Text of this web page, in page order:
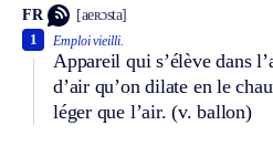
FR [aeʀɔsta]
Emploi vieilli.
Appareil qui s’élève dans
d’air qu’on dilate en le
léger que l’air.(v. ballon)
1